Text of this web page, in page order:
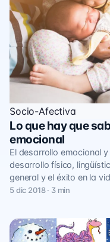
Socio-Afectiva
Lo que hay que
emocional
El desarrollo emocional
desarrollo físico,
general y el éxito en la
5 dic 2018 · 3 min